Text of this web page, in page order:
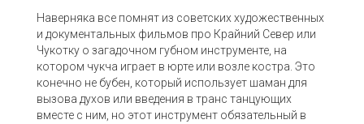
Наверняка все помнят из советских художественных
и документальных фильмов про Крайний Север или
Чукотку о загадочном губном инструменте, на
котором чукча играет в юрте или возле костра. Это
конечно не бубен, который использует шаман для
вызова духов или введения в транс танцующих
вместе с ним, но этот инструмент обязательный в